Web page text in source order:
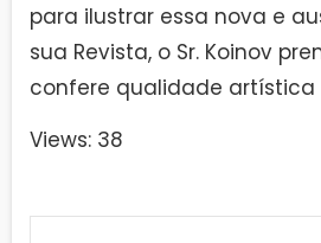
para ilustrar essa nova e
sua Revista, o Sr. Koinov
confere qualidade artística
Views: 38